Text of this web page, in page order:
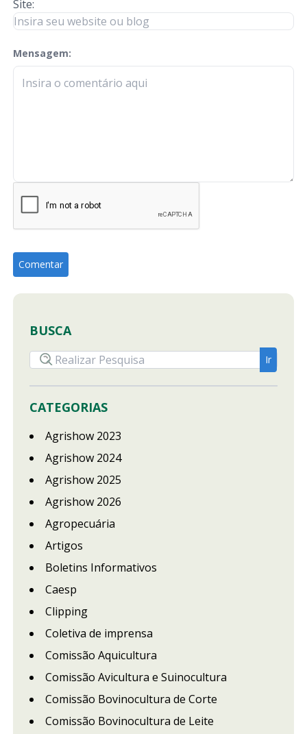
Site:
Mensagem:
check-terms
BUSCA
CATEGORIAS
Agrishow 2023
Agrishow 2024
Agrishow 2025
Agrishow 2026
Agropecuária
Artigos
Boletins Informativos
Caesp
Clipping
Coletiva de imprensa
Comissão Aquicultura
Comissão Avicultura e Suinocultura
Comissão Bovinocultura de Corte
Comissão Bovinocultura de Leite